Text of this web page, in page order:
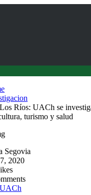
Ríos: UACh se
turismo y salud
Segovia
2020
UACh